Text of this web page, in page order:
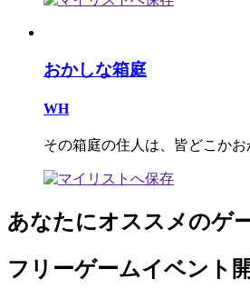
おかしな箱庭
WH
その箱庭の住人は、皆どこかお
あなたにオススメのゲ
フリーゲームイベント